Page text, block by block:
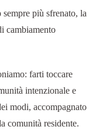
più sfrenato, la
cambiamento
farti toccare
intenzionale e
modi, accompagnato
comunità residente.